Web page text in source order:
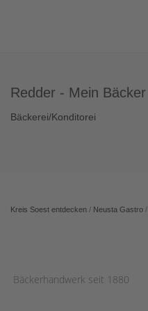
Redder - Mein Bäcker
Bäckerei/Konditorei
Kreis Soest entdecken / Neusta Gastro /
Bäckerhandwerk seit 1880